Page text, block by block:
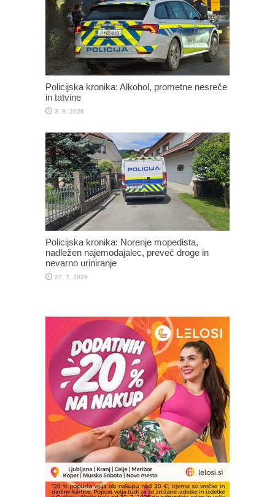
Policijska kronika: Alkohol, prometne nesreče
in tatvine
3. 8. 2026
Policijska kronika: Norenje mopedista,
nadležen najemodajalec, preveč droge in
nevarno uriniranje
27. 7. 2026